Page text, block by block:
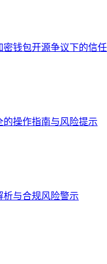
钱包开源争议下的信
的操作指南与风险提示
析与合规风险警示